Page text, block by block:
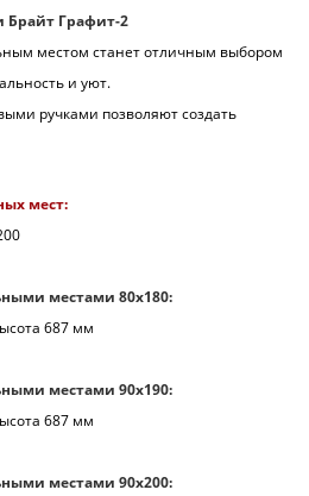
Брайт Графит-2
местом станет отличным выбором
и уют.
ручками позволяют создать
мест:
местами 80х180:
687 мм
местами 90х190:
687 мм
местами 90х200: